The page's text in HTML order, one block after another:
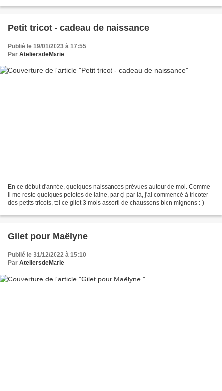
Petit tricot - cadeau de naissance
Publié le 19/01/2023 à 17:55
Par AteliersdeMarie
En ce début d'année, quelques naissances prévues autour de moi. Comme
il me reste quelques pelotes de laine, par çi par là, j'ai commencé à tricoter
des petits tricots, tel ce gilet 3 mois assorti de chaussons bien mignons :-)
Gilet pour Maëlyne
Publié le 31/12/2022 à 15:10
Par AteliersdeMarie